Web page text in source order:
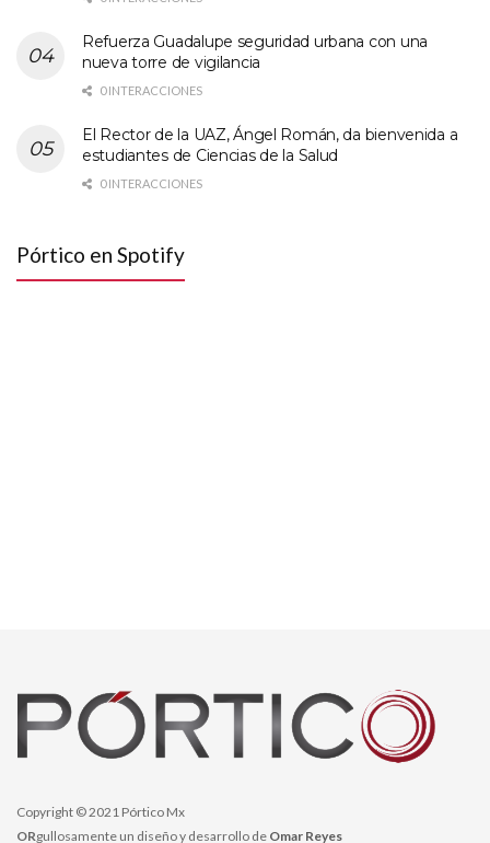
Refuerza Guadalupe seguridad urbana con una
nueva torre de vigilancia
0 INTERACCIONES
El Rector de la UAZ, Ángel Román, da bienvenida a
estudiantes de Ciencias de la Salud
0 INTERACCIONES
Pórtico en Spotify
Copyright © 2021 Pórtico Mx
ORgullosamente un diseño y desarrollo de Omar Reyes